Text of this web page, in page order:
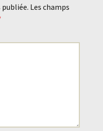
publiée. Les champs